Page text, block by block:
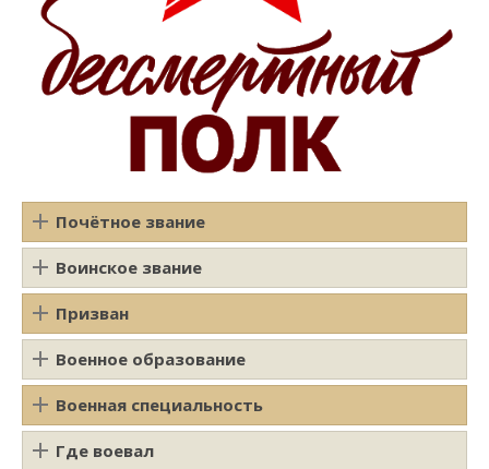
Почётное звание
Воинское звание
Призван
Военное образование
Военная специальность
Где воевал